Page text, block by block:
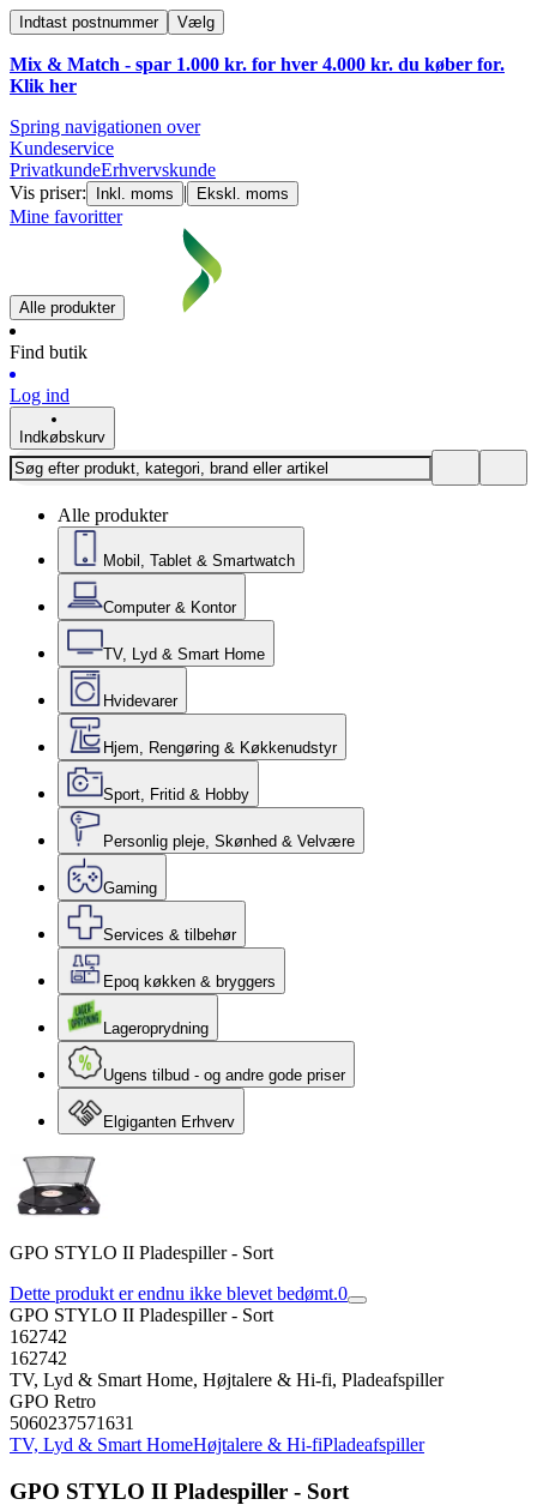
Indtast postnummer Vælg
Mix & Match - spar 1.000 kr. for hver 4.000 kr. du køber for.
Klik her
Spring navigationen over
Kundeservice
PrivatkundeErhvervskunde
Vis priser:
Inkl. moms | Ekskl. moms
Mine favoritter
Alle produkter
Find butik
Log ind
Indkøbskurv
Alle produkter
Mobil, Tablet & Smartwatch
Computer & Kontor
TV, Lyd & Smart Home
Hvidevarer
Hjem, Rengøring & Køkkenudstyr
Sport, Fritid & Hobby
Personlig pleje, Skønhed & Velvære
Gaming
Services & tilbehør
Epoq køkken & bryggers
Lageroprydning
Ugens tilbud - og andre gode priser
Elgiganten Erhverv
GPO STYLO II Pladespiller - Sort
Dette produkt er endnu ikke blevet bedømt.0
GPO STYLO II Pladespiller - Sort
162742
162742
TV, Lyd & Smart Home, Højtalere & Hi-fi, Pladeafspiller
GPO Retro
5060237571631
TV, Lyd & Smart HomeHøjtalere & Hi-fiPladeafspiller
GPO STYLO II Pladespiller - Sort